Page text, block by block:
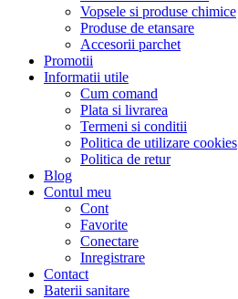
Vopsele si produse chimice
Produse de etansare
Accesorii parchet
Promotii
Informatii utile
Cum comand
Plata si livrarea
Termeni si conditii
Politica de utilizare cookies
Politica de retur
Blog
Contul meu
Cont
Favorite
Conectare
Inregistrare
Contact
Baterii sanitare